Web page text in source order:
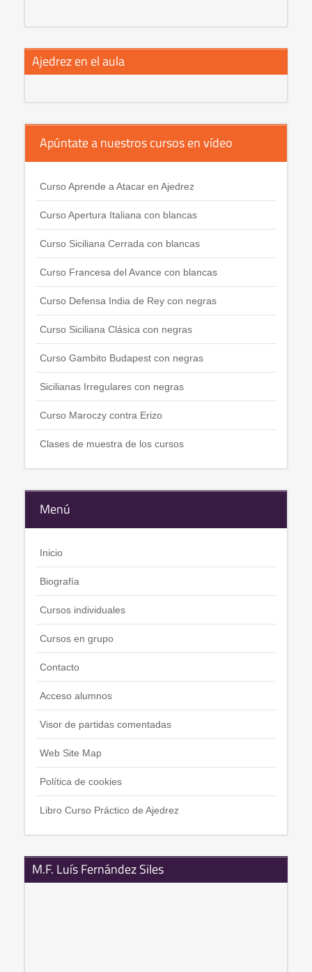
Ajedrez en el aula
Apúntate a nuestros cursos en vídeo
Curso Aprende a Atacar en Ajedrez
Curso Apertura Italiana con blancas
Curso Siciliana Cerrada con blancas
Curso Francesa del Avance con blancas
Curso Defensa India de Rey con negras
Curso Siciliana Clásica con negras
Curso Gambito Budapest con negras
Sicilianas Irregulares con negras
Curso Maroczy contra Erizo
Clases de muestra de los cursos
Menú
Inicio
Biografía
Cursos individuales
Cursos en grupo
Contacto
Acceso alumnos
Visor de partidas comentadas
Web Site Map
Política de cookies
Libro Curso Práctico de Ajedrez
M.F. Luís Fernández Siles